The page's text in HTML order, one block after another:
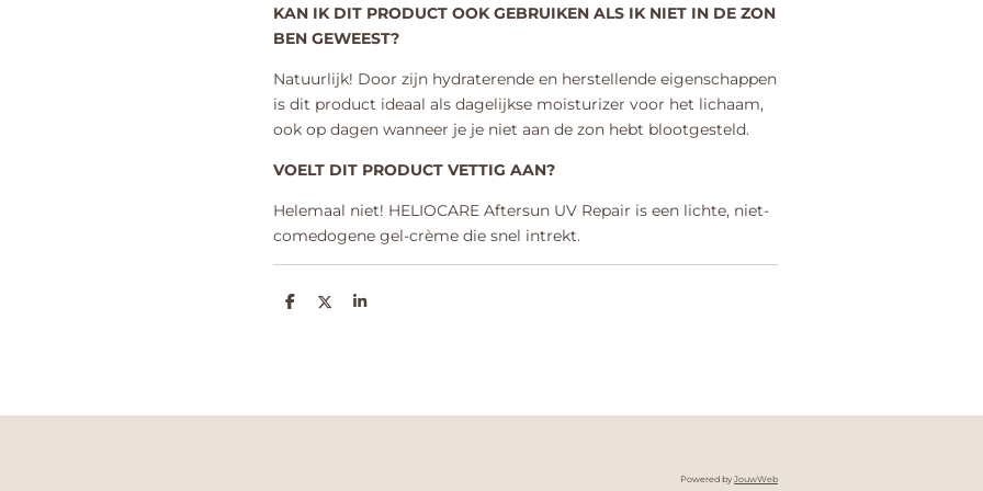
KAN IK DIT PRODUCT OOK GEBRUIKEN ALS IK NIET IN DE ZON
BEN GEWEEST?
Natuurlijk! Door zijn hydraterende en herstellende eigenschappen
is dit product ideaal als dagelijkse moisturizer voor het lichaam,
ook op dagen wanneer je je niet aan de zon hebt blootgesteld.
VOELT DIT PRODUCT VETTIG AAN?
Helemaal niet! HELIOCARE Aftersun UV Repair is een lichte, niet-
comedogene gel-crème die snel intrekt.
D
D
S
Powered by JouwWeb